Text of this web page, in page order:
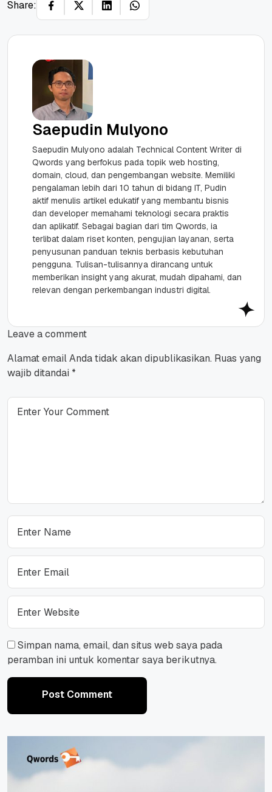
Share:
Saepudin Mulyono
Saepudin Mulyono adalah Technical Content Writer di
Qwords yang berfokus pada topik web hosting,
domain, cloud, dan pengembangan website. Memiliki
pengalaman lebih dari 10 tahun di bidang IT, Pudin
aktif menulis artikel edukatif yang membantu bisnis
dan developer memahami teknologi secara praktis
dan aplikatif. Sebagai bagian dari tim Qwords, ia
terlibat dalam riset konten, pengujian layanan, serta
penyusunan panduan teknis berbasis kebutuhan
pengguna. Tulisan-tulisannya dirancang untuk
memberikan insight yang akurat, mudah dipahami, dan
relevan dengan perkembangan industri digital.
Leave a comment
Alamat email Anda tidak akan dipublikasikan. Ruas yang
wajib ditandai *
Simpan nama, email, dan situs web saya pada
peramban ini untuk komentar saya berikutnya.
Post Comment